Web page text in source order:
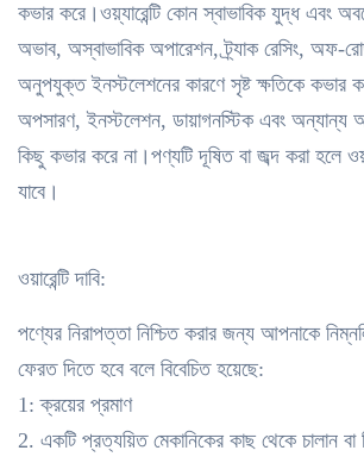
কভার করে।ওয়্যারেন্টি কোন স্বাভাবিক যুদ্ধ এবং
অভাব, অস্বাভাবিক অপারেশন, ট্র্যাক রেসিং, অফ-
অনুপযুক্ত ইনস্টলেশনের কারণে সৃষ্ট ক্ষতিকে কভার
অপসারণ, ইনস্টলেশন, ডায়াগনস্টিক এবং অন্যান্য
কিছু কভার করে না।পণ্যটি দূষিত বা জব্দ করা হলে
যাবে।
ওয়ারেন্টি দাবি:
পণ্যের নিরাপত্তা নিশ্চিত করার জন্য আপনাকে
ফেরত দিতে হবে বলে বিবেচিত হয়েছে:
1: ক্রয়ের প্রমাণ
2. একটি প্রত্যয়িত মেকানিকের কাছ থেকে চালান বা